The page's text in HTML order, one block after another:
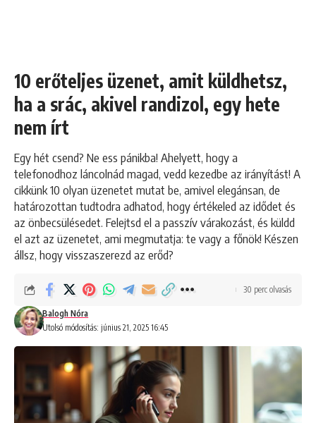
10 erőteljes üzenet, amit küldhetsz,
ha a srác, akivel randizol, egy hete
nem írt
Egy hét csend? Ne ess pánikba! Ahelyett, hogy a
telefonodhoz láncolnád magad, vedd kezedbe az irányítást! A
cikkünk 10 olyan üzenetet mutat be, amivel elegánsan, de
határozottan tudtodra adhatod, hogy értékeled az idődet és
az önbecsülésedet. Felejtsd el a passzív várakozást, és küldd
el azt az üzenetet, ami megmutatja: te vagy a főnök! Készen
állsz, hogy visszaszerezd az erőd?
Utolsó módosítás: június 21, 2025 16:45
Balogh Nóra
30 perc olvasás